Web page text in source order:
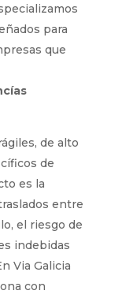
para
que
de alto
de
es la
entre
el riesgo de
indebidas
Via Galicia
con